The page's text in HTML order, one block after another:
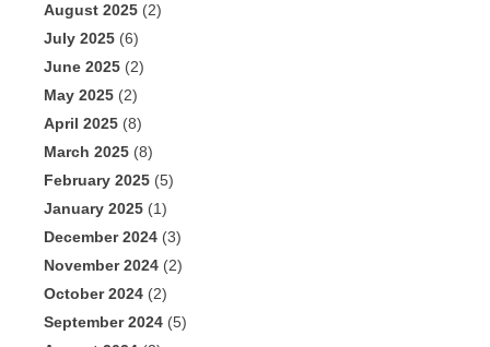
August 2025 (2)
July 2025 (6)
June 2025 (2)
May 2025 (2)
April 2025 (8)
March 2025 (8)
February 2025 (5)
January 2025 (1)
December 2024 (3)
November 2024 (2)
October 2024 (2)
September 2024 (5)